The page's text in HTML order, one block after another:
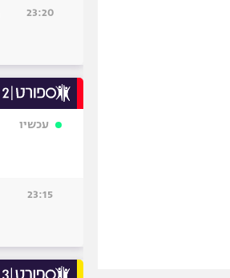
23:20
עכשיו
23:15